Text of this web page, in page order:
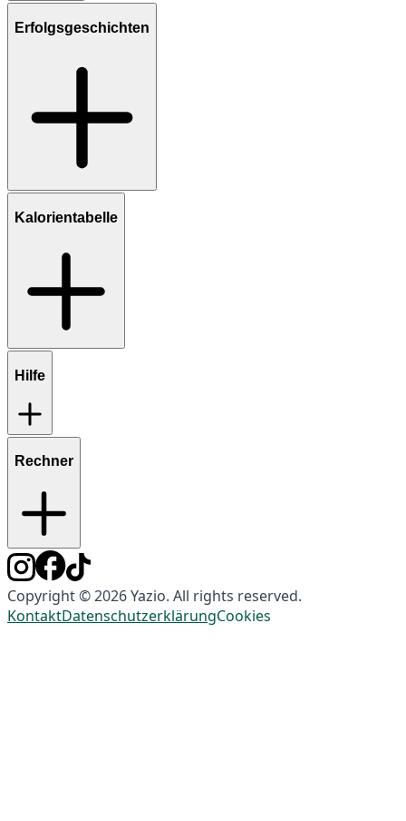
Erfolgsgeschichten
Kalorientabelle
Hilfe
Rechner
Copyright © 2026 Yazio. All rights reserved.
KontaktDatenschutzerklärungCookies